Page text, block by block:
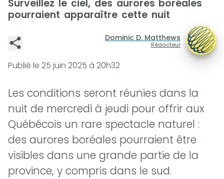
Surveillez le ciel, des aurores boréales
pourraient apparaître cette nuit
Dominic D. Matthews
Rédacteur
Publié le 25 juin 2025 à 20h32
Les conditions seront réunies dans la
nuit de mercredi à jeudi pour offrir aux
Québécois un rare spectacle naturel :
des aurores boréales pourraient être
visibles dans une grande partie de la
province, y compris dans le sud.